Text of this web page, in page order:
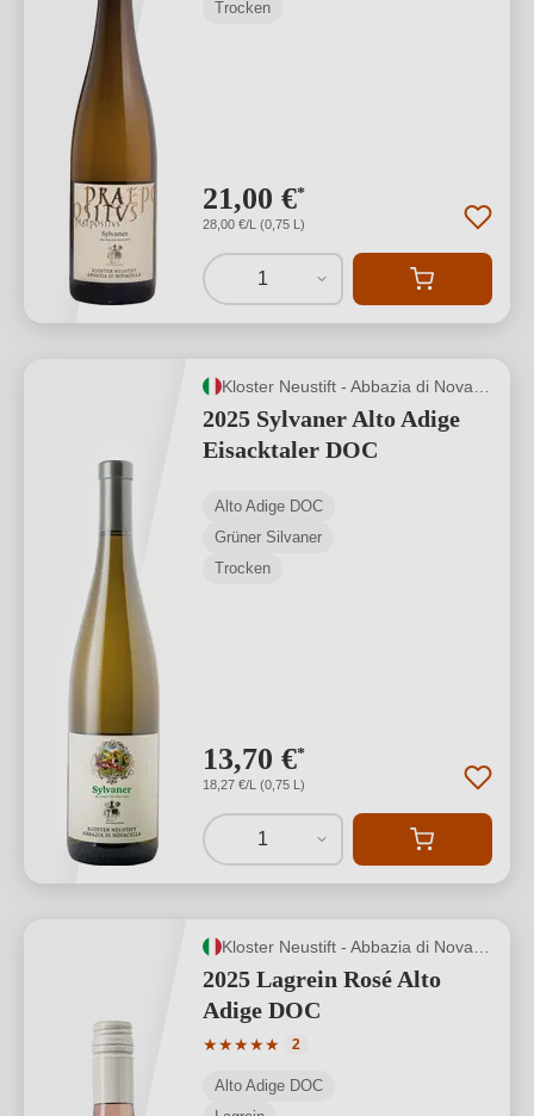
Trocken
21,00 €*
28,00 €/L (0,75 L)
1
2025 Sylvaner Alto Adige
Eisacktaler DOC
Alto Adige DOC
Grüner Silvaner
Trocken
13,70 €*
18,27 €/L (0,75 L)
1
2025 Lagrein Rosé Alto
Adige DOC
★★★★★
Durchschnittliche Bewertung von 5
2
Alto Adige DOC